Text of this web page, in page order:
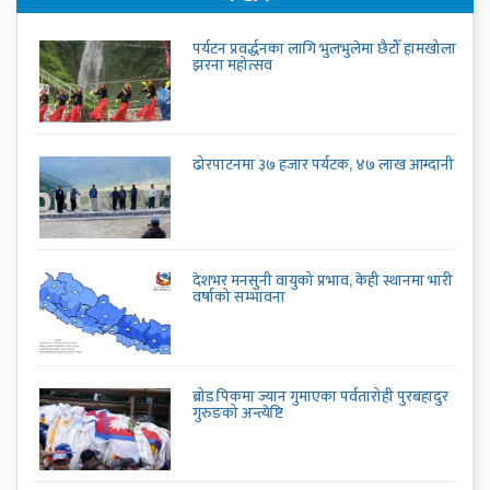
पर्यटन प्रवर्द्धनका लागि भुलभुलेमा छैटौँ हामखोला
झरना महोत्सव
ढोरपाटनमा ३७ हजार पर्यटक, ४७ लाख आम्दानी
देशभर मनसुनी वायुको प्रभाव, केही स्थानमा भारी
वर्षाको सम्भावना
ब्रोड पिकमा ज्यान गुमाएका पर्वतारोही पुरबहादुर
गुरुङको अन्त्येष्टि